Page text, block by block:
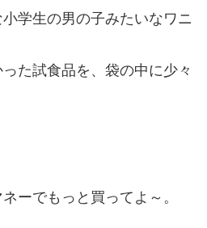
学生の男の子みたいなワニ
た試食品を、袋の中に少々
ーでもっと買ってよ～。